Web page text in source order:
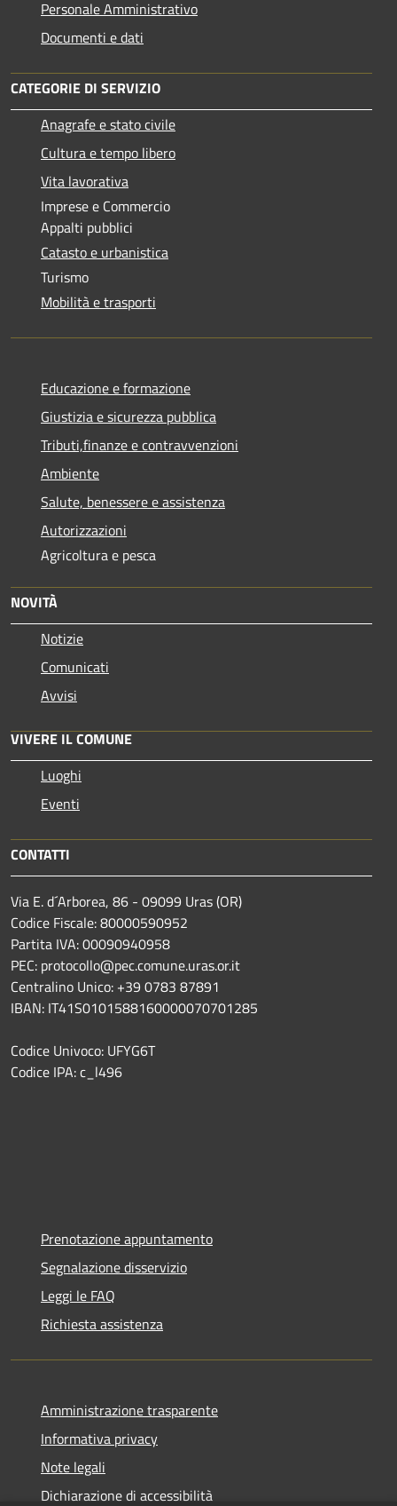
Personale Amministrativo
Documenti e dati
CATEGORIE DI SERVIZIO
Anagrafe e stato civile
Cultura e tempo libero
Vita lavorativa
Imprese e Commercio
Appalti pubblici
Catasto e urbanistica
Turismo
Mobilità e trasporti
Educazione e formazione
Giustizia e sicurezza pubblica
Tributi,finanze e contravvenzioni
Ambiente
Salute, benessere e assistenza
Autorizzazioni
Agricoltura e pesca
NOVITÀ
Notizie
Comunicati
Avvisi
VIVERE IL COMUNE
Luoghi
Eventi
CONTATTI
Via E. d´Arborea, 86 - 09099 Uras (OR)
Codice Fiscale: 80000590952
Partita IVA: 00090940958
PEC: protocollo@pec.comune.uras.or.it
Centralino Unico: +39 0783 87891
IBAN: IT41S0101588160000070701285
Codice Univoco: UFYG6T
Codice IPA: c_l496
Prenotazione appuntamento
Segnalazione disservizio
Leggi le FAQ
Richiesta assistenza
Amministrazione trasparente
Informativa privacy
Note legali
Dichiarazione di accessibilità